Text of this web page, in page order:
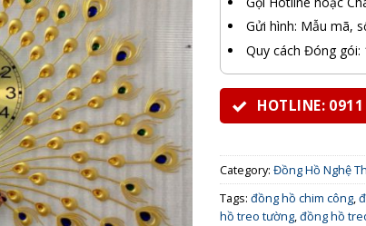
Gửi hình: Mẫu mã,
Quy cách Đóng gói:
HOTLINE:
Category: Đồng Hồ Nghệ
Tags: đồng hồ chim công,
hồ treo tường,đồng hồ